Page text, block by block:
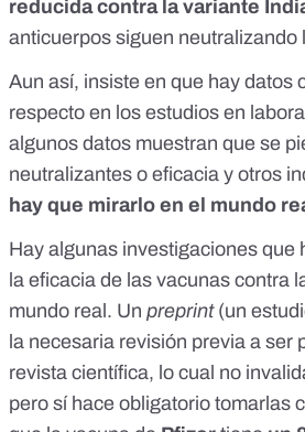
reducida contra la variante
anticuerpos siguen neutralizando
Aun así, insiste en que hay datos
respecto en los estudios en
algunos datos muestran que se
neutralizantes o eficacia y otros
hay que mirarlo en el mundo
Hay algunas investigaciones que
la eficacia de las vacunas contra
mundo real. Un preprint (un
la necesaria revisión previa a ser
revista científica, lo cual no
pero sí hace obligatorio tomarlas